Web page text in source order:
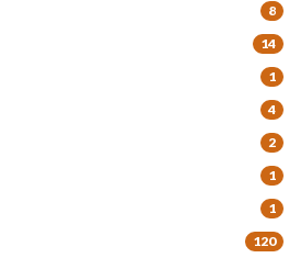
8
14
1
4
2
1
1
120